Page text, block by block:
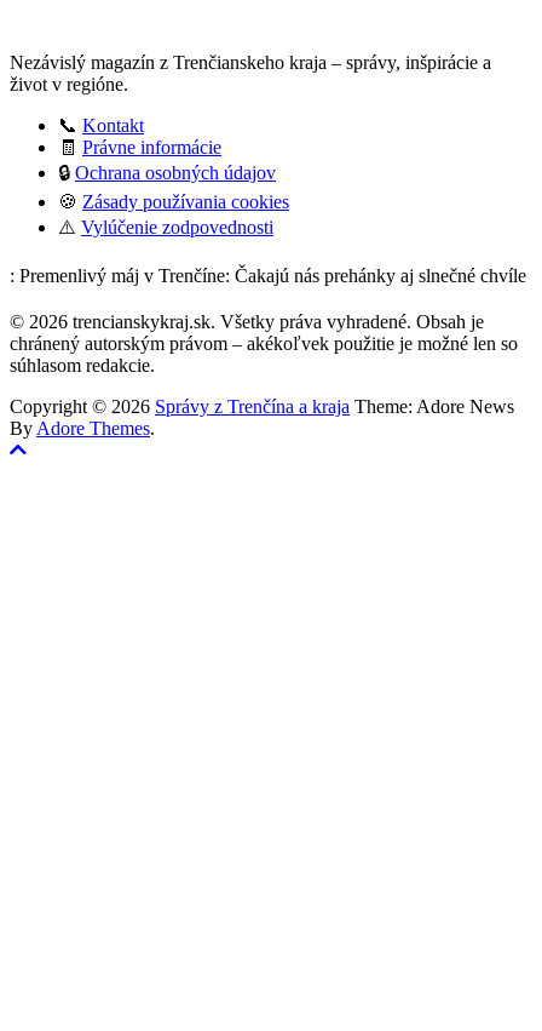
Nezávislý magazín z Trenčianskeho kraja – správy, inšpirácie a
život v regióne.
📞 Kontakt
🧾 Právne informácie
🔒 Ochrana osobných údajov
🍪 Zásady používania cookies
⚠️ Vylúčenie zodpovednosti
: Premenlivý máj v Trenčíne: Čakajú nás prehánky aj slnečné chvíle
© 2026 trencianskykraj.sk. Všetky práva vyhradené. Obsah je
chránený autorským právom – akékoľvek použitie je možné len so
súhlasom redakcie.
Copyright © 2026 Správy z Trenčína a kraja Theme: Adore News
By Adore Themes.